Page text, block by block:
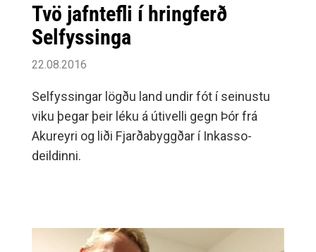
Tvö jafntefli í hringferð
Selfyssinga
22.08.2016
Selfyssingar lögðu land undir fót í seinustu
viku þegar þeir léku á útivelli gegn Þór frá
Akureyri og liði Fjarðabyggðar í Inkasso-
deildinni.